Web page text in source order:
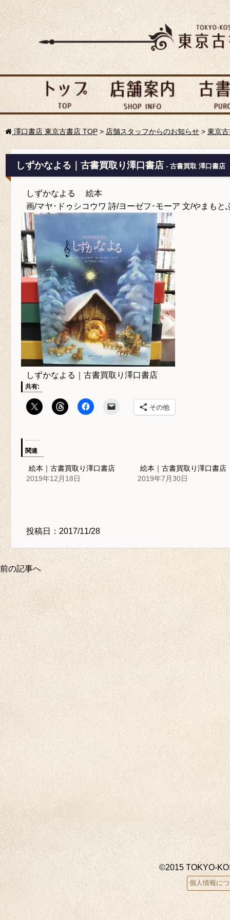
澤口書店 東京古書店 TOP > 店舗スタッフからのお知らせ> 東京
しずかなよる｜古書買取り澤口書店 - 古書買取 澤口書店
しずかなよる 絵本
画/マヤ･ドゥシコウワ 詩/ヨーゼフ･モーア 文/やまもと
しずかなよる｜古書買取り澤口書店
共有:
その他
関連
絵本｜古書買取り澤口書店
2019年12月18日
絵本｜古書買取り澤口書店
2019年7月30日
投稿日：2017/11/28
前の記事へ
©2015 TOKYO-
個人情報に